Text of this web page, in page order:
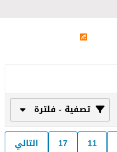
تصفية - فلترة
11
17 التالي